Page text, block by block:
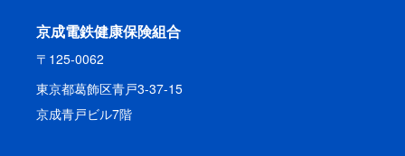
京成電鉄健康保険組合
〒125-0062
東京都葛飾区青戸3-37-15
京成青戸ビル7階